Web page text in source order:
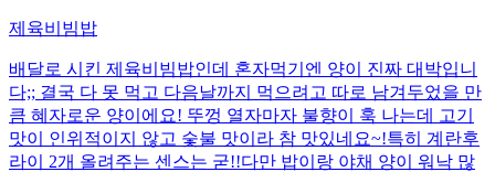
제육비빔밥
배달로 시킨 제육비빔밥인데 혼자먹기엔 양이 진짜 대박입니
다;; 결국 다 못 먹고 다음날까지 먹으려고 따로 남겨두었을 만
큼 혜자로운 양이에요! 뚜껑 열자마자 불향이 훅 나는데 고기
맛이 인위적이지 않고 숯불 맛이라 참 맛있네요~!특히 계란후
라이 2개 올려주는 센스는 굳!! ​다만 밥이랑 야채 양이 워낙 많